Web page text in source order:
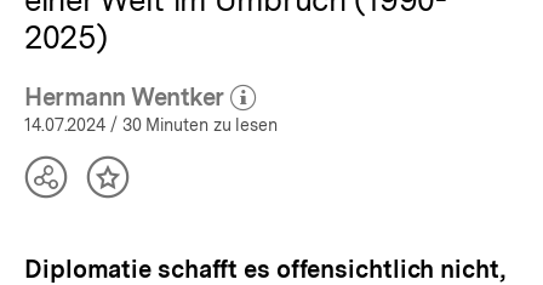
2025)
Hermann Wentker
(Mehr zum Autor)
öffnen
14.07.2024 / 30 Minuten zu lesen
TeilenInhalt
Diplomatie schafft es offensichtlich nicht,